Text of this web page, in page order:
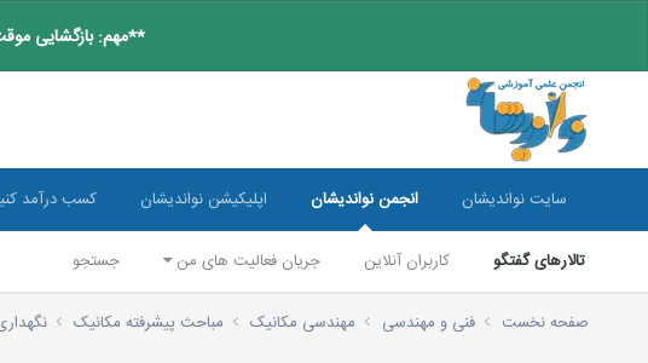
**مهم: بازگشایی
سایت نواندیشان انجمن نواندیشان
تالارهای گفتگو کاربران آنلاین جریان فعالیت های من جستجو
اپلیکیشن نواندیشان کسب درآمد
صفحه نخست فنی و مهندسی مهندسی مکانیک مباحث پیشرفته مکانیک